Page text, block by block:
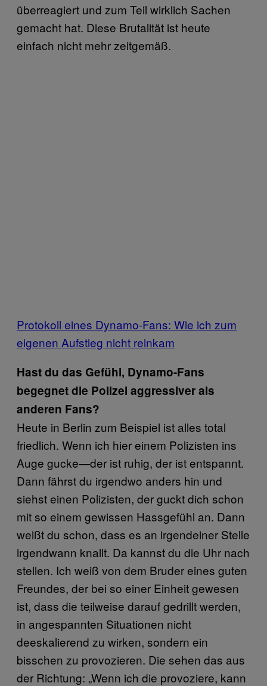
überreagiert und zum Teil wirklich Sachen
gemacht hat. Diese Brutalität ist heute
einfach nicht mehr zeitgemäß.
Protokoll eines Dynamo-Fans: Wie ich zum
eigenen Aufstieg nicht reinkam
Hast du das Gefühl, Dynamo-Fans
begegnet die Polizei aggressiver als
anderen Fans?
Heute in Berlin zum Beispiel ist alles total
friedlich. Wenn ich hier einem Polizisten ins
Auge gucke—der ist ruhig, der ist entspannt.
Dann fährst du irgendwo anders hin und
siehst einen Polizisten, der guckt dich schon
mit so einem gewissen Hassgefühl an. Dann
weißt du schon, dass es an irgendeiner Stelle
irgendwann knallt. Da kannst du die Uhr nach
stellen. Ich weiß von dem Bruder eines guten
Freundes, der bei so einer Einheit gewesen
ist, dass die teilweise darauf gedrillt werden,
in angespannten Situationen nicht
deeskalierend zu wirken, sondern ein
bisschen zu provozieren. Die sehen das aus
der Richtung: „Wenn ich die provoziere, kann